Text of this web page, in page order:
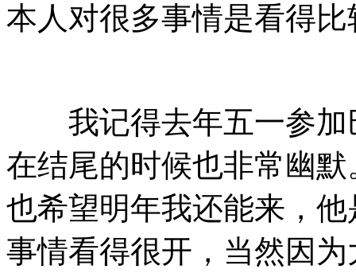
本人对很多事情是看得
我记得去年五一参加
在结尾的时候也非常幽
也希望明年我还能来，
事情看得很开，当然因